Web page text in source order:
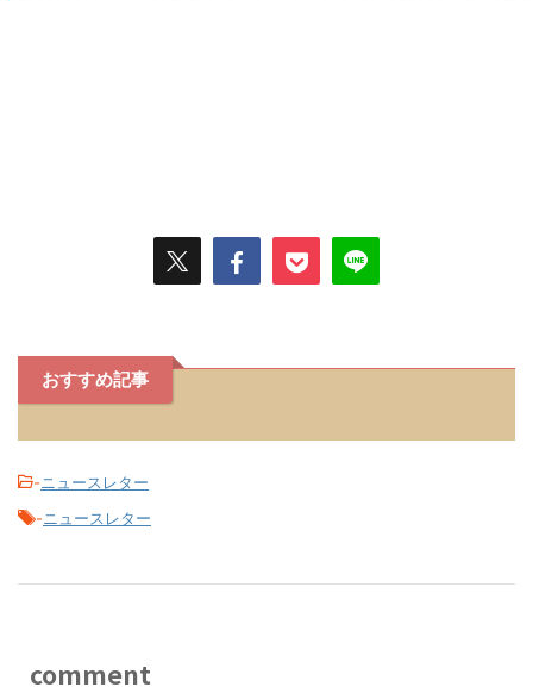
おすすめ記事
-ニュースレター
-ニュースレター
comment